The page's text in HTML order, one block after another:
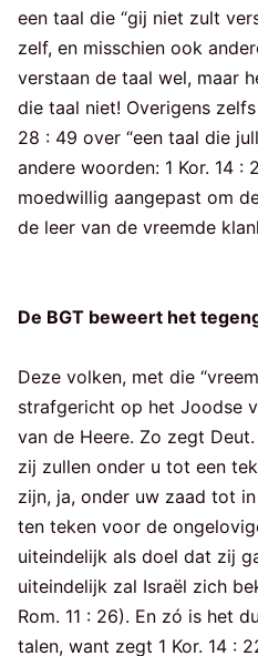
een taal die “gij niet zult
zelf, en misschien ook
verstaan de taal wel, maar
die taal niet! Overigens
28 : 49 over “een taal die
andere woorden: 1 Kor. 14 :
moedwillig aangepast om
de leer van de vreemde
De BGT beweert het
Deze volken, met die
strafgericht op het Joodse
van de Heere. Zo zegt
zij zullen onder u tot een
zijn, ja, onder uw zaad tot
ten teken voor de
uiteindelijk als doel dat zij
uiteindelijk zal Israël zich
Rom. 11 : 26). En zó is het
talen, want zegt 1 Kor. 14 :